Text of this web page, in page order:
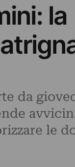
la
da
le